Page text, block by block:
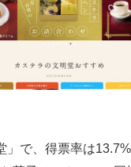
で、得票率は